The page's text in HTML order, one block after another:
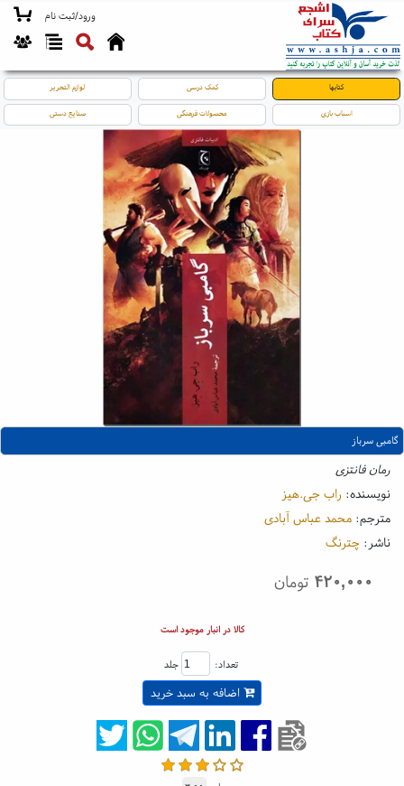
ورود/ثبت نام
کتابها کمک درسی لوازم التحریر
اسباب بازی محصولات فرهنگی صنایع دستی
گامبی سرباز
رمان فانتزی
نویسنده: راب جی.هیز
مترجم: محمد عباس آبادی
ناشر: چترنگ
۴۲۰,۰۰۰ تومان
کالا در انبار موجود است
تعداد: جلد
اضافه به سبد خرید